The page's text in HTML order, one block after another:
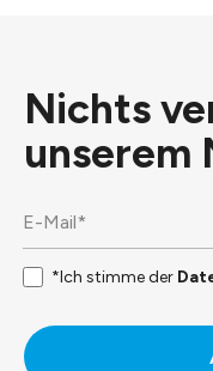
Nichts
unserem
*Ich stimme der